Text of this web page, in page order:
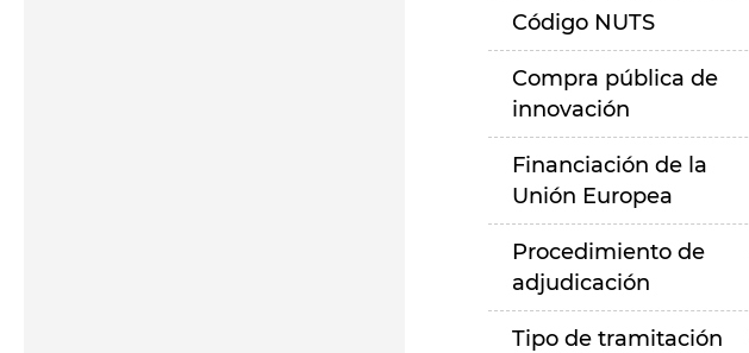
Código NUTS
Compra pública de
innovación
Financiación de la
Unión Europea
Procedimiento de
adjudicación
Tipo de tramitación